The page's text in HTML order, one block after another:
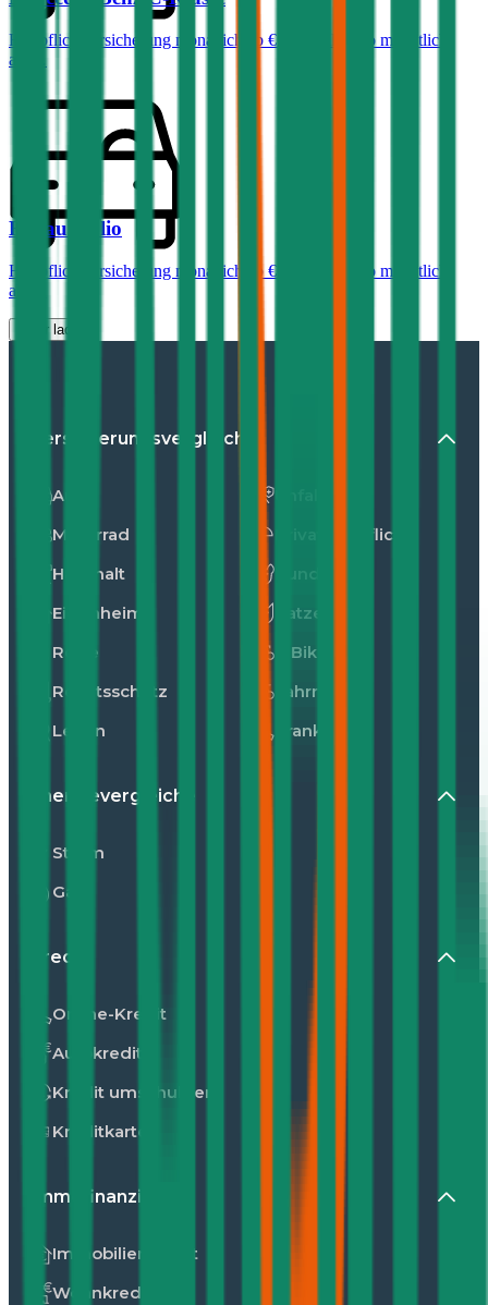
Haftpflichtversicherung monatlich ab € 99
Vollkasko monatlich
ab …
Renault Clio
Haftpflichtversicherung monatlich ab € 30
Vollkasko monatlich
ab …
Mehr laden
Versicherungsvergleiche
Auto
Motorrad
Haushalt
Eigenheim
Reise
Rechtsschutz
Leben
Privathaftpflicht
Katzen
E-Bike
Fahrrad
Kranken
Energievergleiche
Strom
Gas
Kredit
Online-Kredit
Autokredit
Kredit umschulden
Kreditkarte
Immofinanzierung
Immobilienkredit
Wohnkredit